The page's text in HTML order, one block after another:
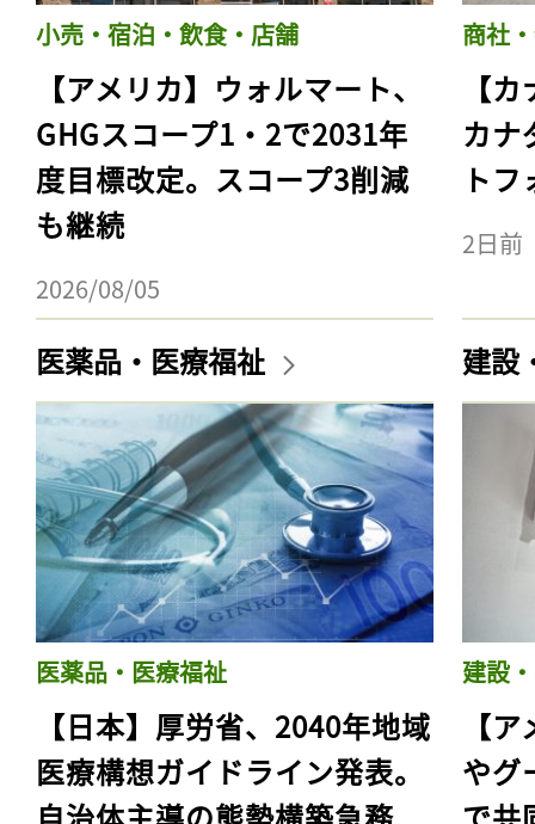
小売・宿泊・飲食・店舗
【アメリカ】ウォルマート、
GHGスコープ1・2で2031年
度目標改定。スコープ3削減
も継続
2026/08/05
商社
【
カナ
ト
2日前
医薬品・医療福祉
医薬品・医療福祉
【日本】厚労省、2040年地域
医療構想ガイドライン発表。
建設
建設
【
やグ